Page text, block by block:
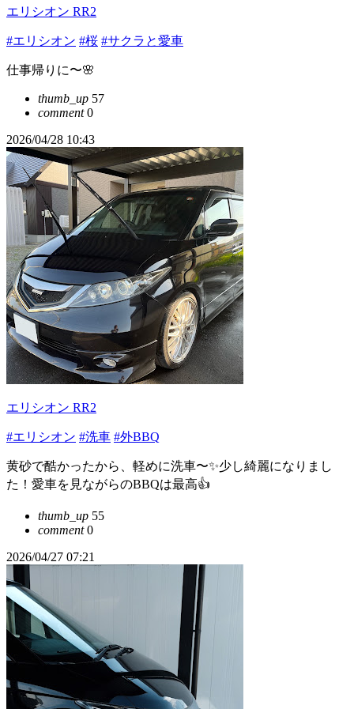
エリシオン RR2
#エリシオン #桜 #サクラと愛車
仕事帰りに〜🌸
thumb_up 57
comment0
2026/04/28 10:43
エリシオン RR2
#エリシオン #洗車 #外BBQ
黄砂で酷かったから、軽めに洗車〜✨少し綺麗になりまし
た！愛車を見ながらのBBQは最高👍
thumb_up 55
comment0
2026/04/27 07:21